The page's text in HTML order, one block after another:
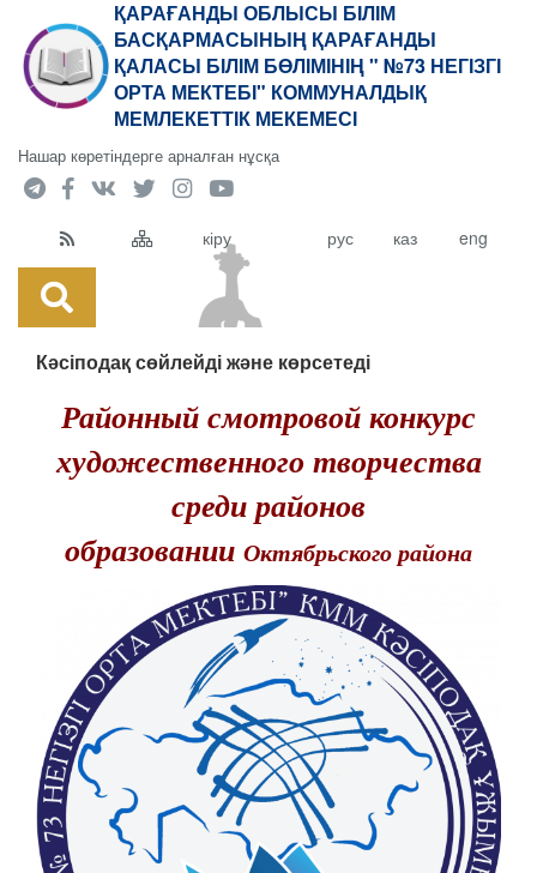
ҚАРАҒАНДЫ ОБЛЫСЫ БІЛІМ
БАСҚАРМАСЫНЫҢ ҚАРАҒАНДЫ
ҚАЛАСЫ БІЛІМ БӨЛІМІНІҢ " №73 НЕГІЗГІ
ОРТА МЕКТЕБІ" КОММУНАЛДЫҚ
МЕМЛЕКЕТТІК МЕКЕМЕСІ
Нашар көретіндерге арналған нұсқа
кіру рус каз eng
Кәсіподақ сөйлейді және көрсетеді
Районный смотровой конкурс
художественного творчества
среди районов
образовании Октябрьского района